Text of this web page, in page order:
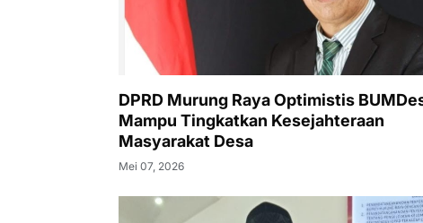
DPRD Murung Raya Optimistis
Mampu Tingkatkan Kesejahteraan
Masyarakat Desa
Mei 07, 2026